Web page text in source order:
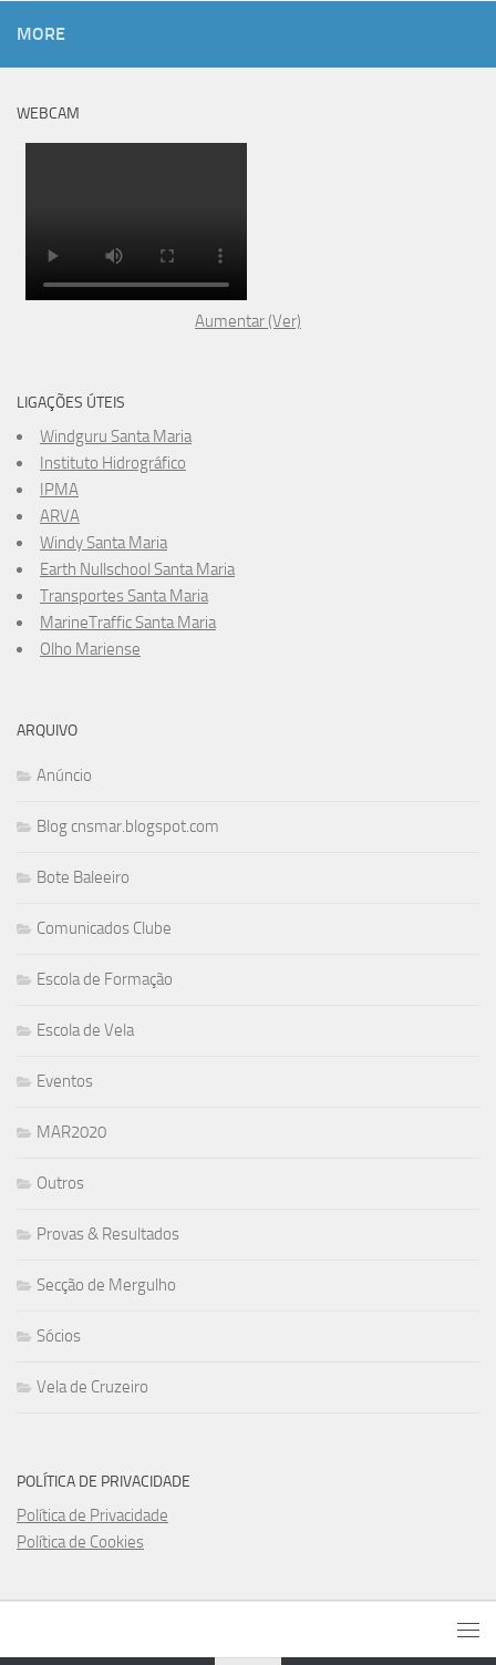
MORE
WEBCAM
Aumentar (Ver)
LIGAÇÕES ÚTEIS
Windguru Santa Maria
Instituto Hidrográfico
IPMA
ARVA
Windy Santa Maria
Earth Nullschool Santa Maria
Transportes Santa Maria
MarineTraffic Santa Maria
Olho Mariense
ARQUIVO
Anúncio
Blog cnsmar.blogspot.com
Bote Baleeiro
Comunicados Clube
Escola de Formação
Escola de Vela
Eventos
MAR2020
Outros
Provas & Resultados
Secção de Mergulho
Sócios
Vela de Cruzeiro
POLÍTICA DE PRIVACIDADE
Política de Privacidade
Política de Cookies